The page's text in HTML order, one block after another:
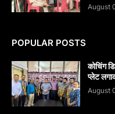
August
POPULAR POSTS
कोचिंग
प्लेट
August